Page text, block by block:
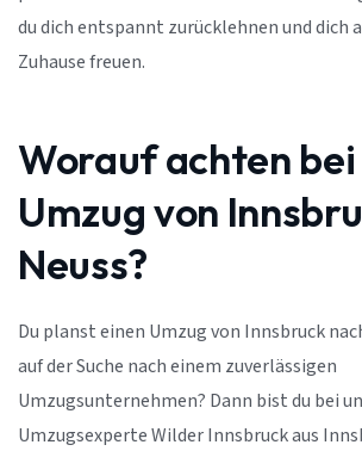
du dich entspannt zurücklehnen und dich
Zuhause freuen.
Worauf achten
Umzug von
Neuss?
Du planst einen Umzug von Innsbruck
auf der Suche nach einem zuverlässigen
Umzugsunternehmen? Dann bist du bei
Umzugsexperte Wilder Innsbruck aus